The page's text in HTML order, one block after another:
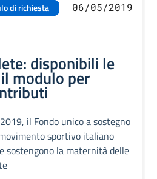
di richiesta
06/05/2019
disponibili le
modulo per
il Fondo unico a sostegno
sportivo italiano
sostengono la maternità delle